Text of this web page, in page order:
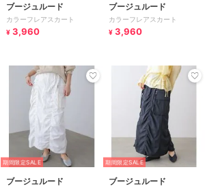
ブージュルード
カラーフレアスカート
¥ 3,960
ブージュルード
カラーフレアスカート
¥ 3,960
期間限定SALE
ブージュルード
期間限定SALE
ブージュルード